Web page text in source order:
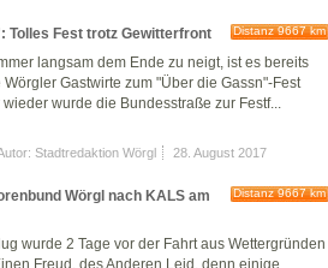
Tolles Fest trotz Gewitterfront Distanz 9667 km
langsam dem Ende zu neigt, ist es bereits
Gastwirte zum "Über die Gassn"-Fest
wurde die Bundesstraße zur Festf...
Stadtredaktion Wörgl 28. August 2017
Wörgl nach KALS am
Distanz 9667 km
wurde 2 Tage vor der Fahrt aus Wettergründen
Freud, des Anderen Leid, denn einige